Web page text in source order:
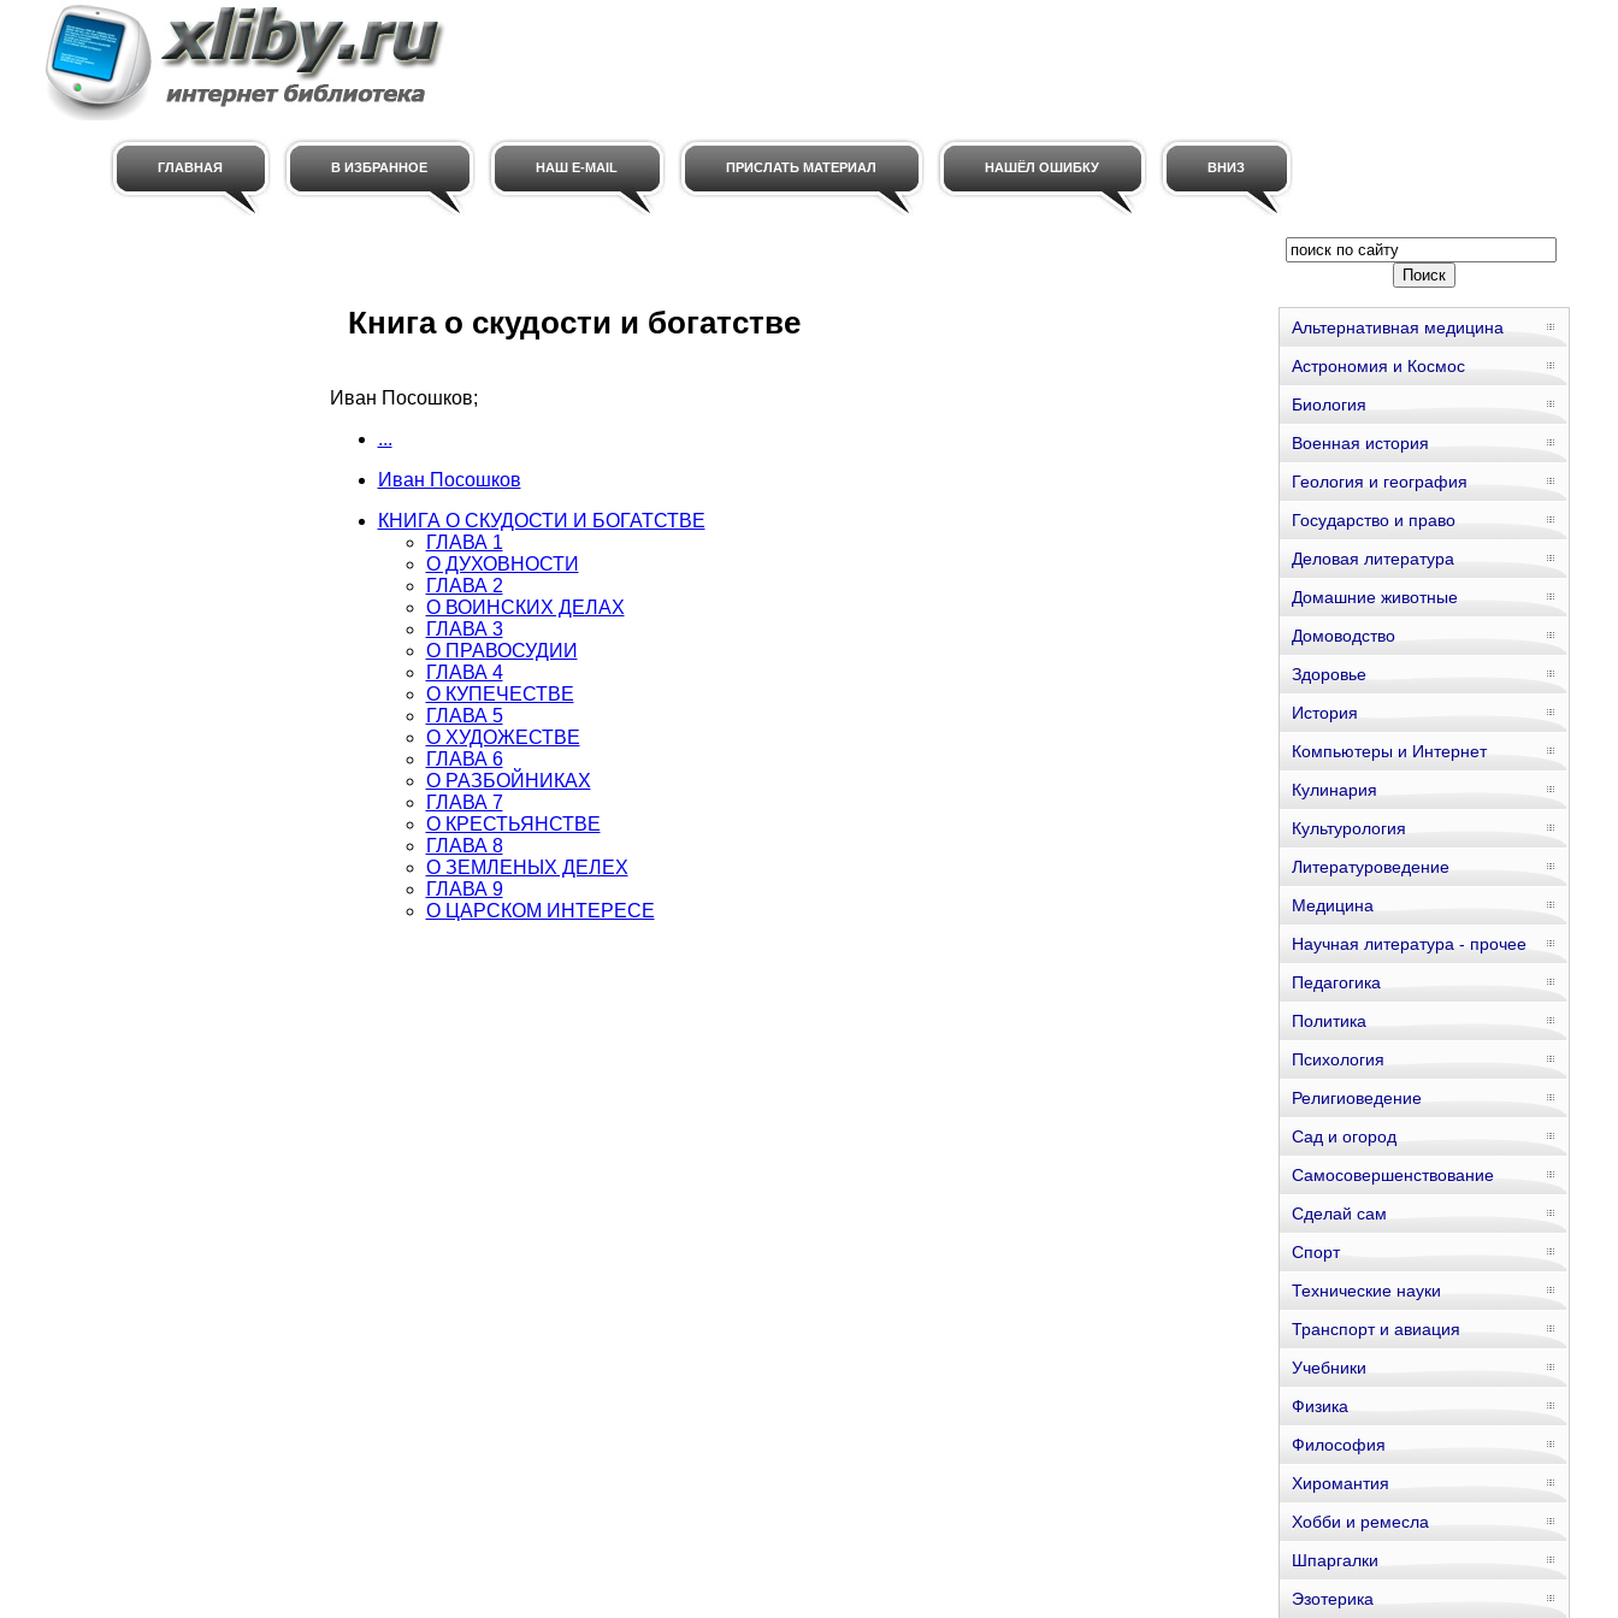
ГЛАВНАЯ В ИЗБРАННОЕ НАШ E-MAIL ПРИСЛАТЬ МАТЕРИАЛ НАШЁЛ ОШИБКУ ВНИЗ
Книга о скудости и богатстве
Иван Посошков;
...
Иван Посошков
КНИГА О СКУДОСТИ И БОГАТСТВЕ
ГЛАВА 1
О ДУХОВНОСТИ
ГЛАВА 2
О ВОИНСКИХ ДЕЛАХ
ГЛАВА 3
О ПРАВОСУДИИ
ГЛАВА 4
О КУПЕЧЕСТВЕ
ГЛАВА 5
О ХУДОЖЕСТВЕ
ГЛАВА 6
О РАЗБОЙНИКАХ
ГЛАВА 7
О КРЕСТЬЯНСТВЕ
ГЛАВА 8
О ЗЕМЛЕНЫХ ДЕЛЕХ
ГЛАВА 9
О ЦАРСКОМ ИНТЕРЕСЕ
Альтернативная медицина
Астрономия и Космос
Биология
Военная история
Геология и география
Государство и право
Деловая литература
Домашние животные
Домоводство
Здоровье
История
Компьютеры и Интернет
Кулинария
Культурология
Литературоведение
Медицина
Научная литература - прочее
Педагогика
Политика
Психология
Религиоведение
Сад и огород
Самосовершенствование
Сделай сам
Спорт
Технические науки
Транспорт и авиация
Учебники
Физика
Философия
Хиромантия
Хобби и ремесла
Шпаргалки
Эзотерика